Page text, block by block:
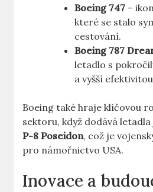
Boeing 747 –
které se stalo
⁤cestování.
Boeing 787
letadlo s
⁢a​ vyšší
Boeing ⁣také hraje klíčovou
sektoru,⁤ když‌ dodává
P-8 Poseidon, což je
pro námořnictvo ⁤USA.
Inovace a